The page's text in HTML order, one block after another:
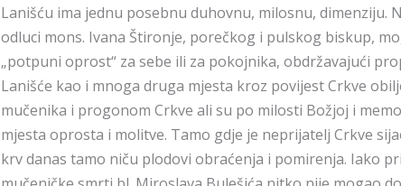
Lanišću ima jednu posebnu duhovnu, milosnu, dimenziju.
odluci mons. Ivana Štironje, porečkog i pulskog biskup,
„potpuni oprost“ za sebe ili za pokojnika, obdržavajući
Lanišće kao i mnoga druga mjesta kroz povijest Crkve
mučenika i progonom Crkve ali su po milosti Božjoj i
mjesta oprosta i molitve. Tamo gdje je neprijatelj Crkve
krv danas tamo niču plodovi obraćenja i pomirenja. Iako